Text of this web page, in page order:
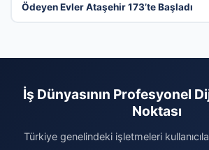
Ödeyen Evler Ataşehir 173’te Başladı
İş Dünyasının Profesyonel
Noktası
Türkiye genelindeki işletmeleri